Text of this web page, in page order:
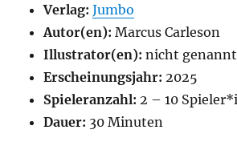
Verlag:Jumbo
Autor(en): Marcus Carleson
Illustrator(en): nicht genannt
Erscheinungsjahr: 2025
Spieleranzahl: 2 – 10
Dauer: 30 Minuten